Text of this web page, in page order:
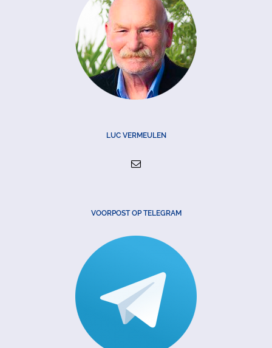
LUC VERMEULEN
VOORPOST OP TELEGRAM